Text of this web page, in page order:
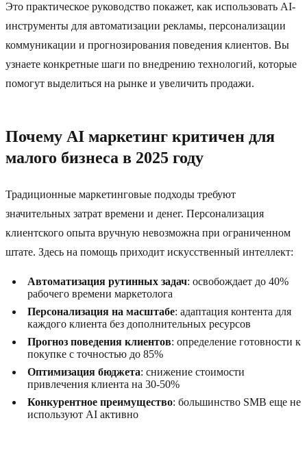
Это практическое руководство покажет, как использовать AI-
инструменты для автоматизации рекламы, персонализации
коммуникации и прогнозирования поведения клиентов. Вы
узнаете конкретные шаги по внедрению технологий, которые
помогут выделиться на рынке и увеличить продажи.
Почему AI маркетинг критичен для
малого бизнеса в 2025 году
Традиционные маркетинговые подходы требуют
значительных затрат времени и денег. Персонализация
клиентского опыта вручную невозможна при ограниченном
штате. Здесь на помощь приходит искусственный интеллект:
Автоматизация рутинных задач: освобождает до 40%
рабочего времени маркетолога
Персонализация на масштабе: адаптация контента для
каждого клиента без дополнительных ресурсов
Прогноз поведения клиентов: определение готовности к
покупке с точностью до 85%
Оптимизация бюджета: снижение стоимости
привлечения клиента на 30-50%
Конкурентное преимущество: большинство SMB еще не
используют AI активно